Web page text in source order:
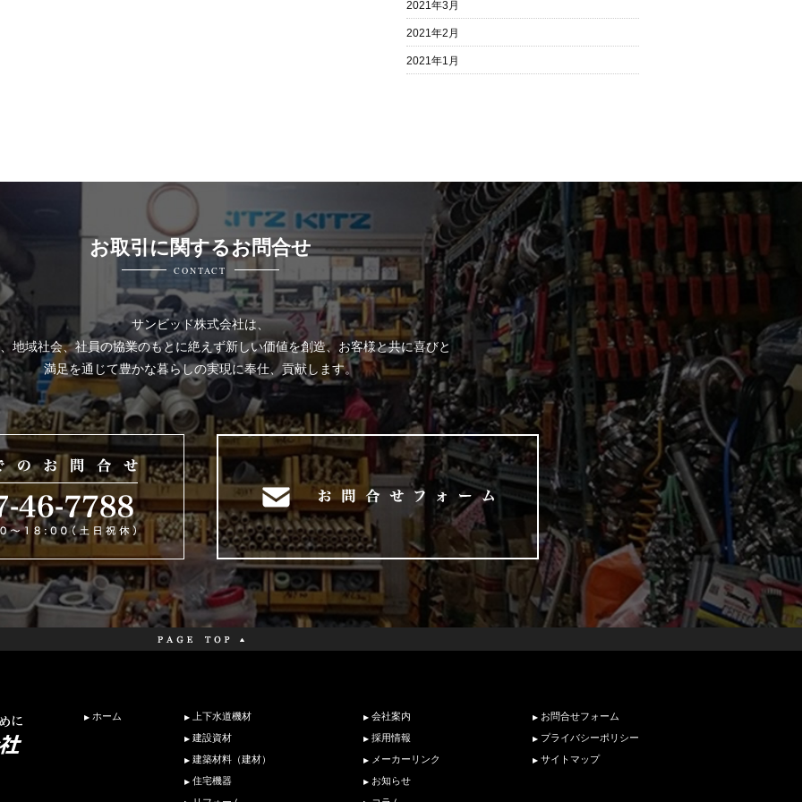
2021年3月
2021年2月
2021年1月
お取引に関するお問合せ
CONTACT
サンビッド株式会社は、
地域社会、社員の協業のもとに絶えず新しい価値を創造、お客様と共に喜びと
満足を通じて豊かな暮らしの実現に奉仕、貢献します。
ホーム
上下水道機材
建設資材
建築材料（建材）
住宅機器
会社案内
採用情報
メーカーリンク
お知らせ
お問合せフォーム
プライバシーポリシー
サイトマップ